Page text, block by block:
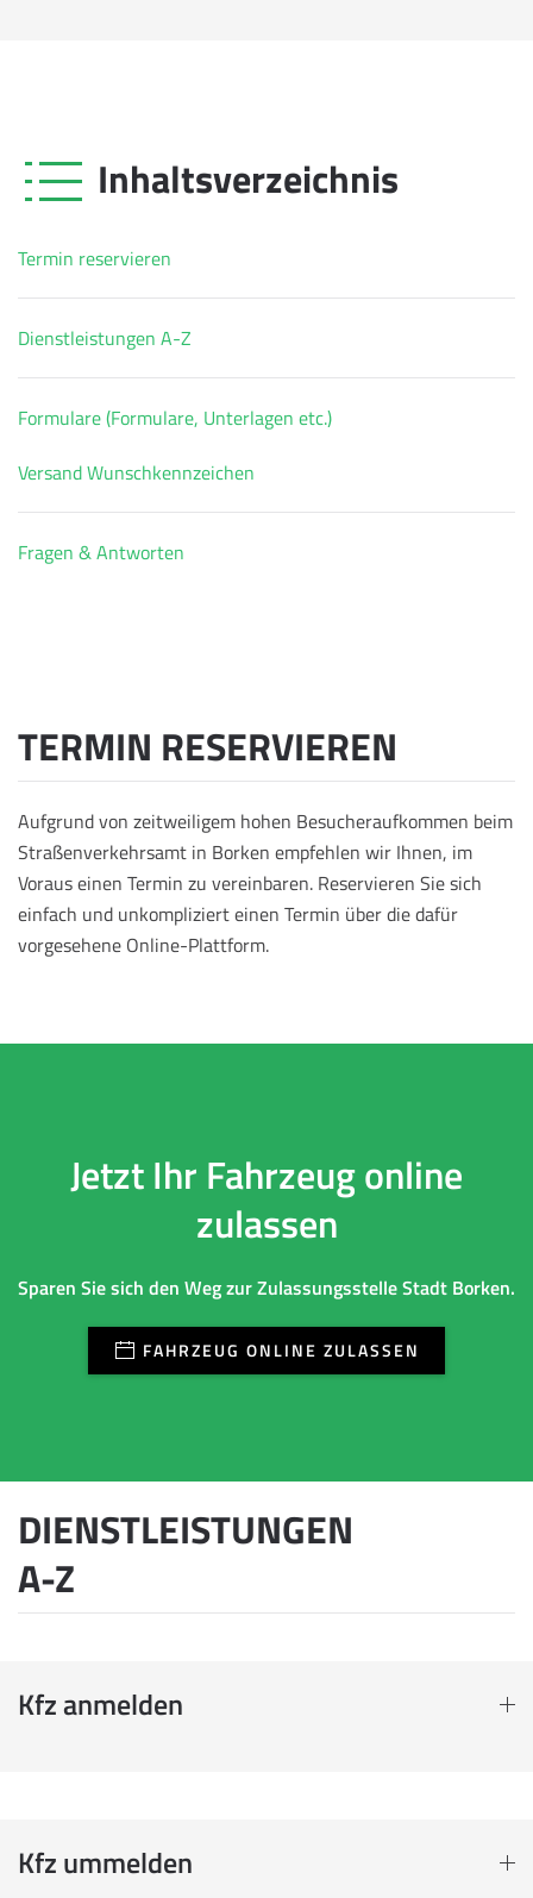
Inhaltsverzeichnis
Termin reservieren
Dienstleistungen A-Z
Formulare (Formulare, Unterlagen etc.)
Versand Wunschkennzeichen
Fragen & Antworten
TERMIN RESERVIEREN
Aufgrund von zeitweiligem hohen Besucheraufkommen beim
Straßenverkehrsamt in Borken empfehlen wir Ihnen, im
Voraus einen Termin zu vereinbaren. Reservieren Sie sich
einfach und unkompliziert einen Termin über die dafür
vorgesehene Online-Plattform.
Jetzt Ihr Fahrzeug online
zulassen
Sparen Sie sich den Weg zur Zulassungsstelle Stadt Borken.
FAHRZEUG ONLINE ZULASSEN
DIENSTLEISTUNGEN
A-Z
Kfz anmelden
Kfz ummelden